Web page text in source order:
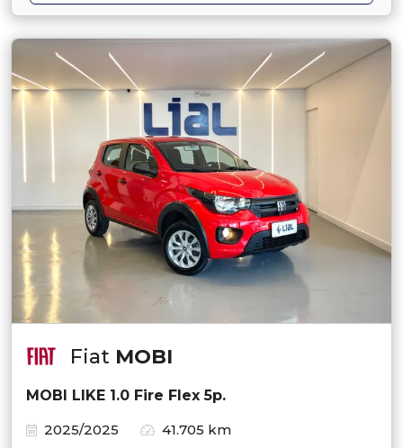
Fiat MOBI
MOBI LIKE 1.0 Fire Flex 5p.
2025/2025
41.705 km